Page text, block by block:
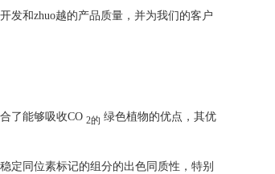
发和zhuo越的产品质量，并为我们的客户
了能够吸收CO 2的 绿色植物的优点，其优
定同位素标记的组分的出色同质性，特别